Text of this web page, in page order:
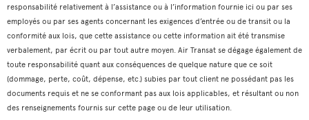
responsabilité relativement à l’assistance ou à l’information fournie ici ou par ses
employés ou par ses agents concernant les exigences d’entrée ou de transit ou la
conformité aux lois, que cette assistance ou cette information ait été transmise
verbalement, par écrit ou par tout autre moyen. Air Transat se dégage également de
toute responsabilité quant aux conséquences de quelque nature que ce soit
(dommage, perte, coût, dépense, etc.) subies par tout client ne possédant pas les
documents requis et ne se conformant pas aux lois applicables, et résultant ou non
des renseignements fournis sur cette page ou de leur utilisation.